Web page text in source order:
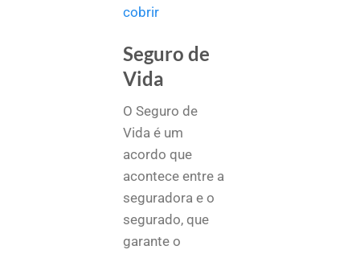
cobrir
Seguro de
Vida
O Seguro de
Vida é um
acordo que
acontece entre a
seguradora e o
segurado, que
garante o